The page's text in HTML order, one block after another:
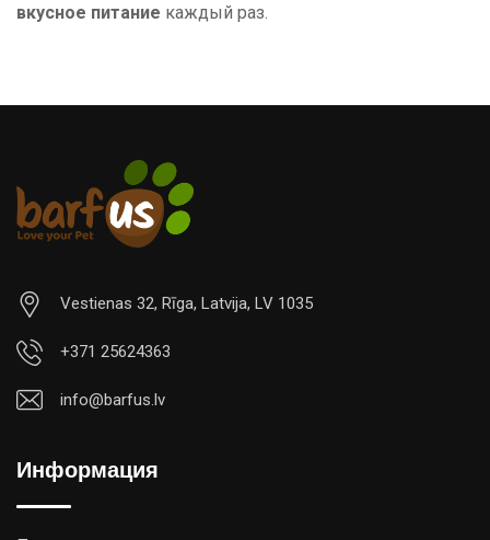
вкусное питание каждый раз.
Vestienas 32, Rīga, Latvija, LV 1035
+371 25624363
info@barfus.lv
Информация